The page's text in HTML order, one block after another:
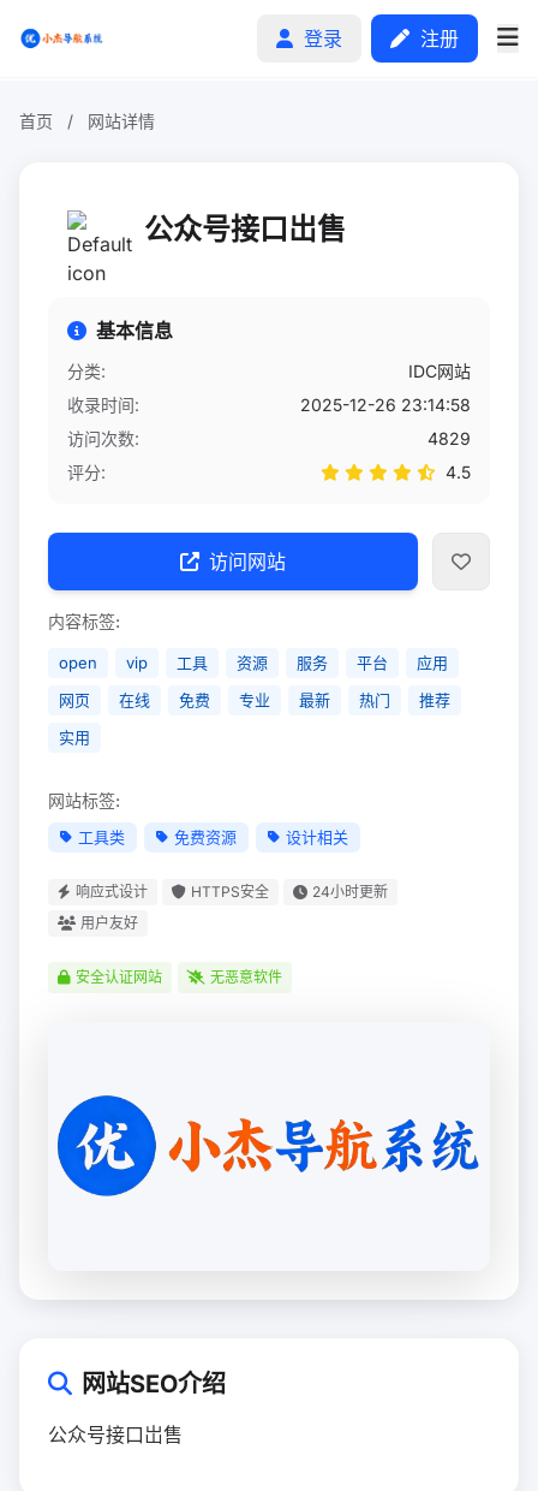
登录 注册
分类排行
自助广告
首页 / 网站详情
公众号接口岀售
基本信息
分类:
IDC网站
收录时间:
2025-12-26 23:14:58
访问次数:
4829
评分:
4.5
访问网站
内容标签:
open vip 工具 资源 服务 平台
应用
网页
在线 免费 专业 最新 热门
推荐
实用
网站标签:
工具类 免费资源 设计相关
响应式设计 HTTPS安全
24小时更新
用户友好
安全认证网站 无恶意软件
网站SEO介绍
公众号接口岀售